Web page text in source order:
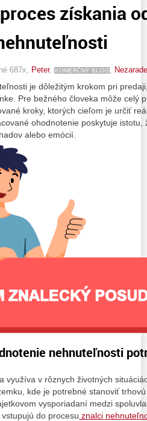
získania
687x, Peter, KOMERČNÝ BLOG
je dôležitým krokom pri
Pre bežného človeka môže celý
kroky, ktorých cieľom je určiť
ohodnotenie poskytuje istotu,
alebo emócií.
nehnuteľnosti
využíva v rôznych životných
kde je potrebné stanoviť
vysporiadaní medzi
do procesu znalci